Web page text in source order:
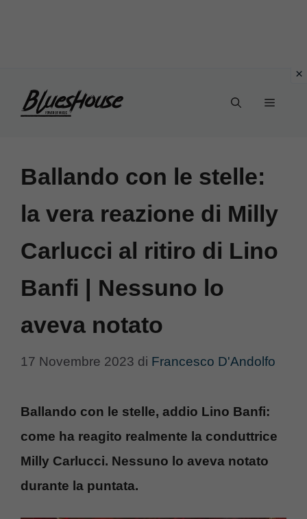
Menu
Ballando con le stelle:
la vera reazione di Milly
Carlucci al ritiro di Lino
Banfi | Nessuno lo
aveva notato
17 Novembre 2023 di Francesco D'Andolfo
Ballando con le stelle, addio Lino Banfi:
come ha reagito realmente la conduttrice
Milly Carlucci. Nessuno lo aveva notato
durante la puntata.